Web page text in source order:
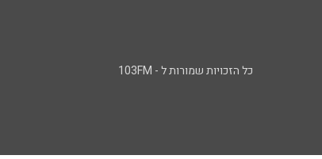
כל הזכויות שמורות ל - 103FM